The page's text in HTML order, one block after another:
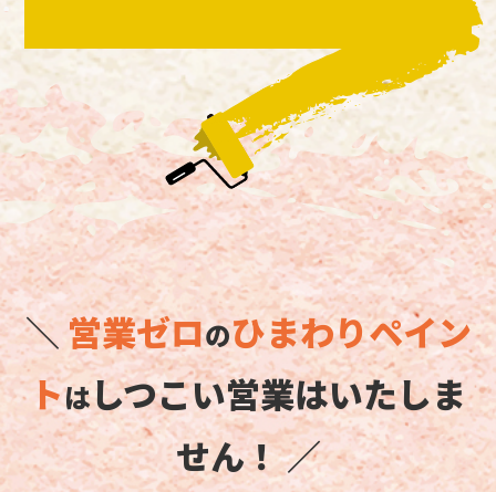
＼営業ゼロのひまわりペイン
トはしつこい営業はいたしま
せん！ ／